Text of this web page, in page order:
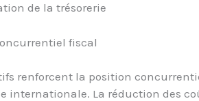
de la trésorerie
fiscal
renforcent la position
internationale. La réduction des